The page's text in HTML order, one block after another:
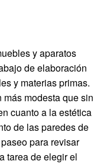
y aparatos
de elaboración
y materias primas.
modesta que sin
cuanto a la estética
de las paredes de
para revisar
tarea de elegir el